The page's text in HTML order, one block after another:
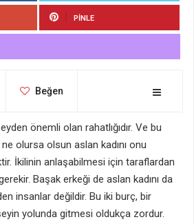
PINLE
Beğen
önemli olan rahatlığıdır. Ve bu
ne olursa olsun aslan kadını onu
İkilinin anlaşabilmesi için taraflardan
Başak erkeği de aslan kadını da
insanlar değildir. Bu iki burç, bir
yolunda gitmesi oldukça zordur.